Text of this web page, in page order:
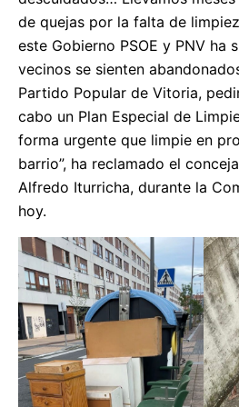
de quejas por la falta de
este Gobierno PSOE y PNV ha
vecinos se sienten
Partido Popular de Vitoria,
cabo un Plan Especial de
forma urgente que limpie en
barrio”, ha reclamado el
Alfredo Iturricha, durante la
hoy.